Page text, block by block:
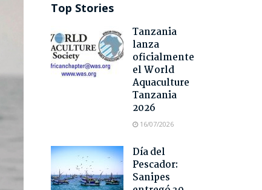
Top Stories
Tanzania
lanza
oficialmente
el World
Aquaculture
Tanzania
2026
16/07/2026
Día del
Pescador:
Sanipes